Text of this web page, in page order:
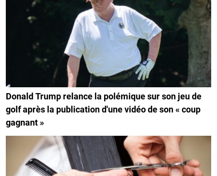
Donald Trump relance la polémique sur son jeu de
golf après la publication d'une vidéo de son « coup
gagnant »